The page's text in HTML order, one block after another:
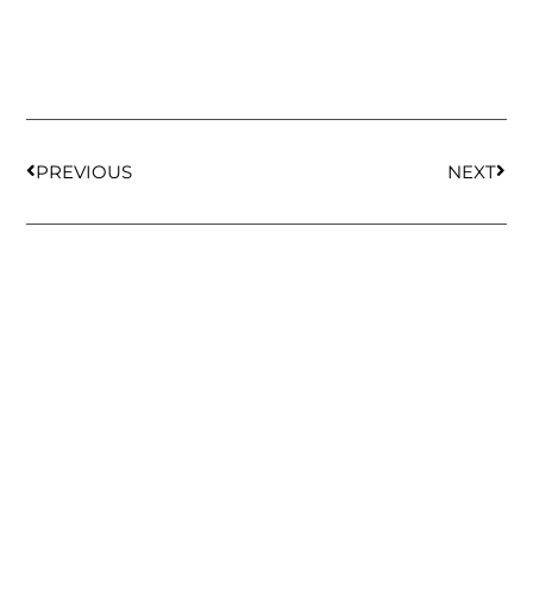
PREVIOUS NEXT